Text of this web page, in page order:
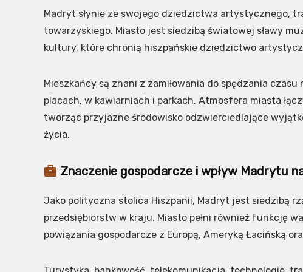
Madryt słynie ze swojego dziedzictwa artystycznego,
towarzyskiego. Miasto jest siedzibą światowej sławy
kultury, które chronią hiszpańskie dziedzictwo
Mieszkańcy są znani z zamiłowania do spędzania
placach, w kawiarniach i parkach. Atmosfera miasta
tworząc przyjazne środowisko odzwierciedlające
życia.
Znaczenie gospodarcze i wpływ Madrytu
Jako polityczna stolica Hiszpanii, Madryt jest siedzibą
przedsiębiorstw w kraju. Miasto pełni również funkcję
powiązania gospodarcze z Europą, Ameryką Łacińską